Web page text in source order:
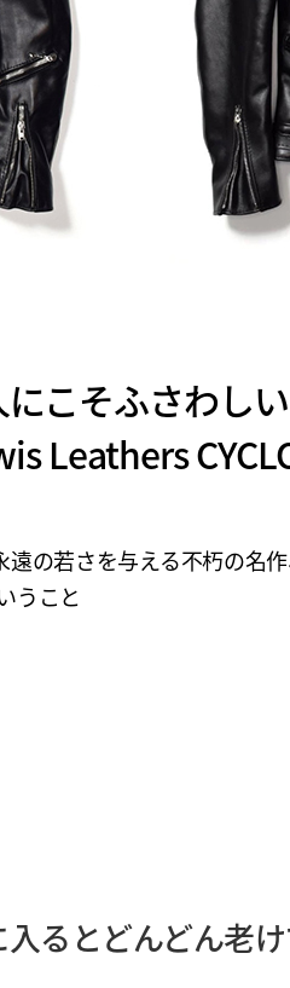
こそふさわし
Leathers
の若さを与える不朽の名
うこと
るとどんどん老け